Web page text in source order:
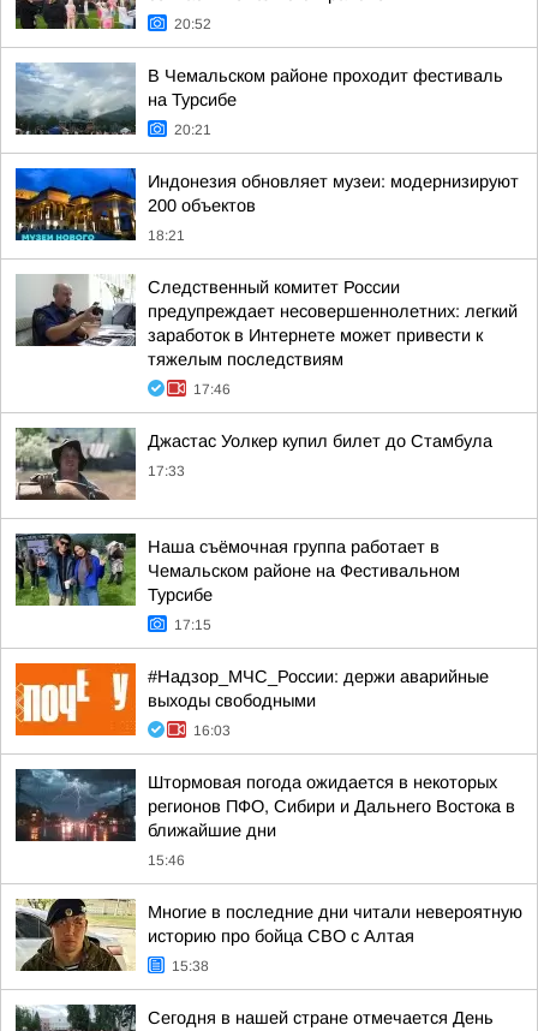
20:52
В Чемальском районе проходит фестиваль
на Турсибе
20:21
Индонезия обновляет музеи: модернизируют
200 объектов
18:21
Следственный комитет России
предупреждает несовершеннолетних: легкий
заработок в Интернете может привести к
тяжелым последствиям
17:46
Джастас Уолкер купил билет до Стамбула
17:33
Наша съёмочная группа работает в
Чемальском районе на Фестивальном
Турсибе
17:15
#Надзор_МЧС_России: держи аварийные
выходы свободными
16:03
Штормовая погода ожидается в некоторых
регионов ПФО, Сибири и Дальнего Востока в
ближайшие дни
15:46
Многие в последние дни читали невероятную
историю про бойца СВО с Алтая
15:38
Сегодня в нашей стране отмечается День